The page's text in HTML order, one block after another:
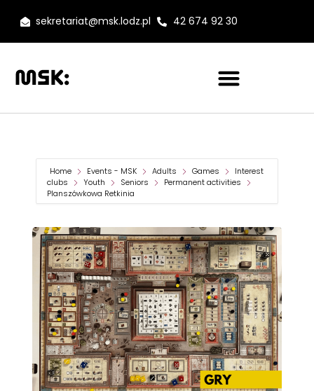
sekretariat@msk.lodz.pl 42 674 92 30
Home Events - MSK Adults Games
Interest
clubs
Youth Seniors
Permanent activities
Planszówkowa Retkinia